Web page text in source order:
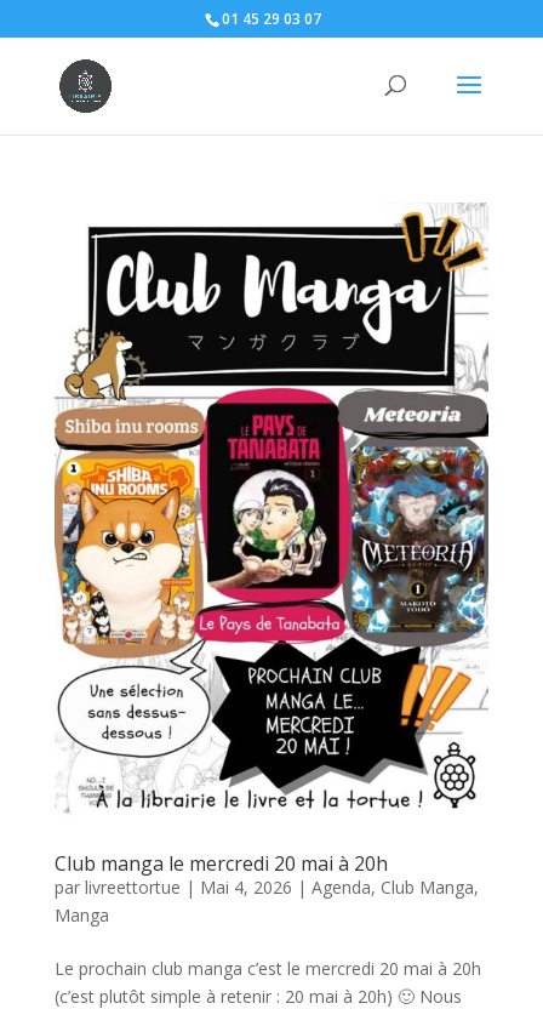
01 45 29 03 07
Club manga le mercredi 20 mai à 20h
par livreettortue | Mai 4, 2026 | Agenda, Club Manga,
Manga
Le prochain club manga c’est le mercredi 20 mai à 20h
(c’est plutôt simple à retenir : 20 mai à 20h) 🙂 Nous